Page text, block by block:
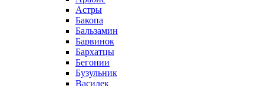
Астры
Бакопа
Бальзамин
Барвинок
Бархатцы
Бегонии
Бузульник
Василек